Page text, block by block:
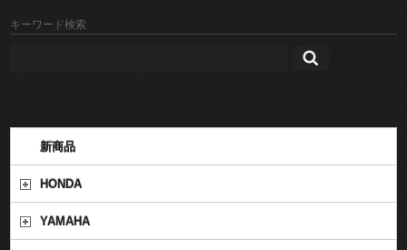
キーワード検索
新商品
HONDA
YAMAHA